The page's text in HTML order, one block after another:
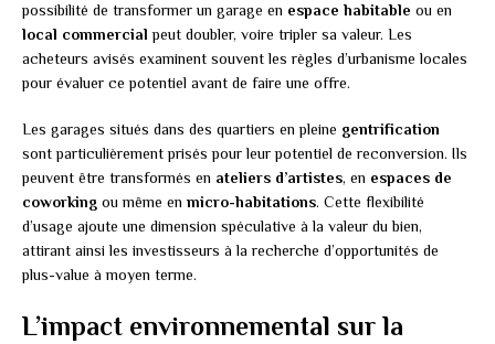
possibilité de transformer un garage en espace habitable ou en
local commercial peut doubler, voire tripler sa valeur. Les
acheteurs avisés examinent souvent les règles d’urbanisme locales
pour évaluer ce potentiel avant de faire une offre.
Les garages situés dans des quartiers en pleine gentrification
sont particulièrement prisés pour leur potentiel de reconversion. Ils
peuvent être transformés en ateliers d’artistes, en espaces de
coworking ou même en micro-habitations. Cette flexibilité
d’usage ajoute une dimension spéculative à la valeur du bien,
attirant ainsi les investisseurs à la recherche d’opportunités de
plus-value à moyen terme.
L’impact environnemental sur la